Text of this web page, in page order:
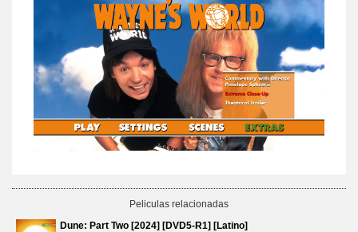
Peliculas relacionadas
Dune: Part Two [2024] [DVD5-R1] [Latino]